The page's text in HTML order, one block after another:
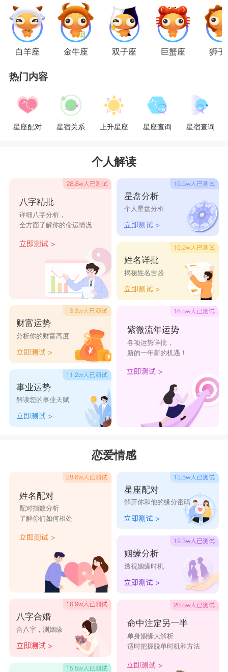
射手座
的人热爱自由，异地恋对于射手座的人
来说根本不是问题，射手座的人也会给另一半满满
加喜欢距离产生美，他们享受那种久别重逢的感
时候，也不会因为距离影响双方的感情，因为射手
座的人是很浪漫的，相信每天的情话也是必不可少
的。
星座乐原创文章，转载需注明出处
白羊座 金牛座 双子座 巨蟹座 狮子
热门内容
星座配对 星宿关系 上升星座 星座查询 星宿查询
个人解读
八字精批
详细八字分析，
全方面了解你的命运情况
财富运势
分析你的财富高度
事业运势
解读您的事业天赋
星盘分析
个人星盘分析
姓名详批
揭秘姓名吉凶
紫微流年运势
各项运势详批，
新的一年新的机遇！
恋爱情感
姓名配对
配对指数分析
了解你们如何相处
八字合婚
合八字，测姻缘
星座配对
解开你和他的缘分密码
姻缘分析
透视姻缘时机
命中注定另一半
单身姻缘大解析
适时把握脱单时机和方法